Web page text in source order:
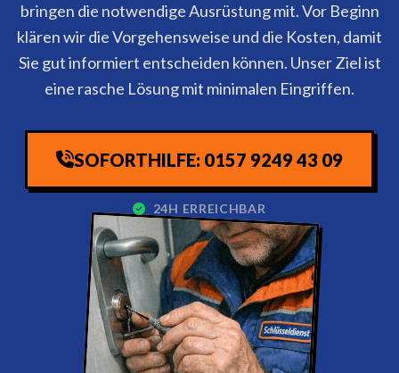
bringen die notwendige Ausrüstung mit. Vor Beginn
klären wir die Vorgehensweise und die Kosten, damit
Sie gut informiert entscheiden können. Unser Ziel ist
eine rasche Lösung mit minimalen Eingriffen.
SOFORTHILFE: 0157 9249 43 09
24H ERREICHBAR